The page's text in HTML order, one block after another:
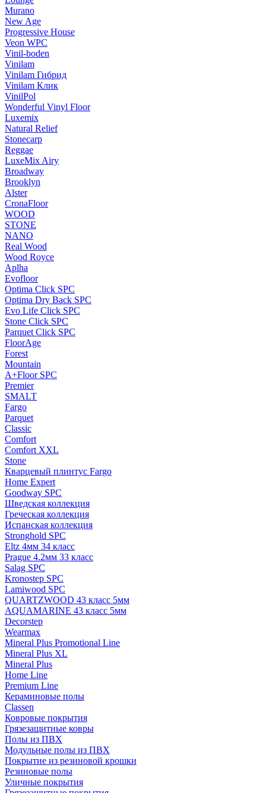
Murano
New Age
Progressive House
Veon WPC
Vinil-boden
Vinilam
Vinilam Гибрид
Vinilam Клик
VinilPol
Wonderful Vinyl Floor
Luxemix
Natural Relief
Stonecarp
Reggae
LuxeMix Airy
Broadway
Brooklyn
Alster
CronaFloor
WOOD
STONE
NANO
Real Wood
Wood Royce
Aplha
Evofloor
Optima Click SPC
Optima Dry Back SPC
Evo Life Click SPC
Stone Click SPC
Parquet Click SPC
FloorAge
Forest
Mountain
A+Floor SPC
Premier
SMALT
Fargo
Parquet
Classic
Comfort
Comfort XXL
Stone
Кварцевый плинтус Fargo
Home Expert
Goodway SPC
Шведская коллекция
Греческая коллекция
Испанская коллекция
Stronghold SPC
Eltz 4мм 34 класс
Prague 4.2мм 33 класс
Salag SPC
Kronostep SPC
Lamiwood SPC
QUARTZWOOD 43 класс 5мм
AQUAMARINE 43 класс 5мм
Decorstep
Wearmax
Mineral Plus Promotional Line
Mineral Plus XL
Mineral Plus
Home Line
Premium Line
Кераминовые полы
Classen
Ковровые покрытия
Грязезащитные ковры
Полы из ПВХ
Модульные полы из ПВХ
Покрытие из резиновой крошки
Резиновые полы
Уличные покрытия